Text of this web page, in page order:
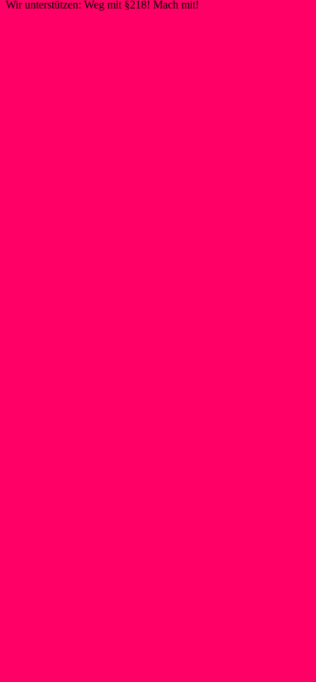
Wir unterstützen: Weg mit §218! Mach mit!